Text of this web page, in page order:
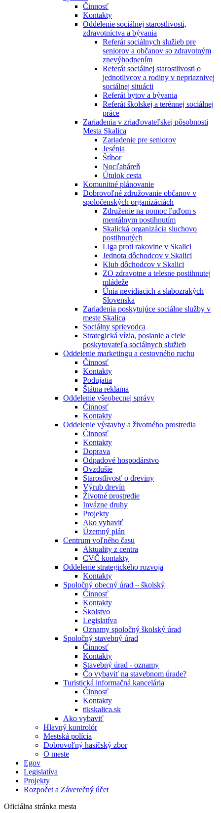
Činnosť
Kontakty
Oddelenie sociálnej starostlivosti,
zdravotníctva a bývania
Referát sociálnych služieb pre
seniorov a občanov so zdravotným
znevýhodnením
Referát sociálnej starostlivosti o
jednotlivcov a rodiny v nepriaznivej
sociálnej situácii
Referát bytov a bývania
Referát školskej a terénnej sociálnej
práce
Zariadenia v zriaďovateľskej pôsobnosti
Mesta Skalica
Zariadenie pre seniorov
Jesénia
Štíbor
Nocľaháreň
Útulok cesta
Komunitné plánovanie
Dobrovoľné združovanie občanov v
spoločenských organizáciách
Združenie na pomoc ľuďom s
mentálnym postihnutím
Skalická organizácia sluchovo
postihnutých
Liga proti rakovine v Skalici
Jednota dôchodcov v Skalici
Klub dôchodcov v Skalici
ZO zdravotne a telesne postihnutej
mládeže
Únia nevidiacich a slabozrakých
Slovenska
Zariadenia poskytujúce sociálne služby v
meste Skalica
Sociálny sprievodca
Strategická vízia, poslanie a ciele
poskytovateľa sociálnych služieb
Oddelenie marketingu a cestovného ruchu
Činnosť
Kontakty
Podujatia
Štátna reklama
Oddelenie všeobecnej správy
Činnosť
Kontakty
Oddelenie výstavby a životného prostredia
Činnosť
Kontakty
Doprava
Odpadové hospodárstvo
Ovzdušie
Starostlivosť o dreviny
Výrub drevín
Životné prostredie
Invázne druhy
Projekty
Ako vybaviť
Územný plán
Centrum voľného času
Aktuality z centra
CVČ kontakty
Oddelenie strategického rozvoja
Kontakty
Spoločný obecný úrad – školský
Činnosť
Kontakty
Školstvo
Legislatíva
Oznamy spoločný školský úrad
Spoločný stavebný úrad
Činnosť
Kontakty
Stavebný úrad - oznamy
Čo vybaviť na stavebnom úrade?
Turistická informačná kancelária
Činnosť
Kontakty
tikskalica.sk
Ako vybaviť
Hlavný kontrolór
Mestská polícia
Dobrovoľný hasičský zbor
O meste
Egov
Legislatíva
Projekty
Rozpočet a Záverečný účet
Oficiálna stránka mesta